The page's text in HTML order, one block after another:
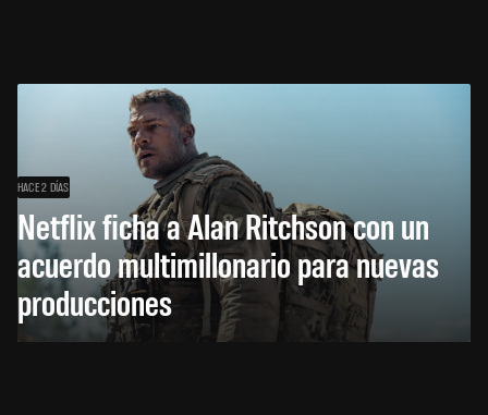
HACE 2 DÍAS
Netflix ficha a Alan Ritchson con un
acuerdo multimillonario para nuevas
producciones